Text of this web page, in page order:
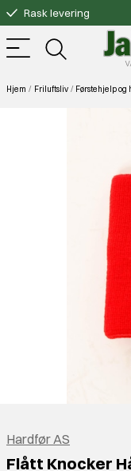
Rask levering
Gratis bytte
Fri frakt over 3000.-
Hjem Friluftsliv Førstehjelp og
Hardfør AS
Flått Knocker